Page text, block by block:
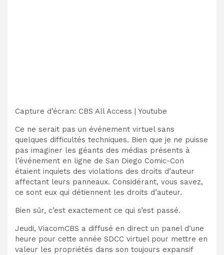
Capture d’écran: CBS All Access | Youtube
Ce ne serait pas un événement virtuel sans
quelques difficultés techniques. Bien que je ne puisse
pas imaginer les géants des médias présents à
l’événement en ligne de San Diego Comic-Con
étaient inquiets des violations des droits d’auteur
affectant leurs panneaux. Considérant, vous savez,
ce sont eux qui détiennent les droits d’auteur.
Bien sûr, c’est exactement ce qui s’est passé.
Jeudi, ViacomCBS a diffusé en direct un panel d’une
heure pour cette année SDCC virtuelpour mettre en
valeur les propriétés dans son toujours expansif